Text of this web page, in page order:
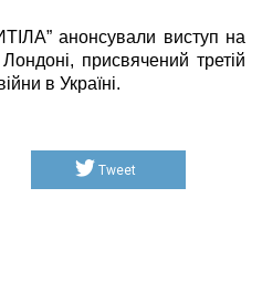
анонсували виступ на
присвячений третій
в Україні.
Tweet